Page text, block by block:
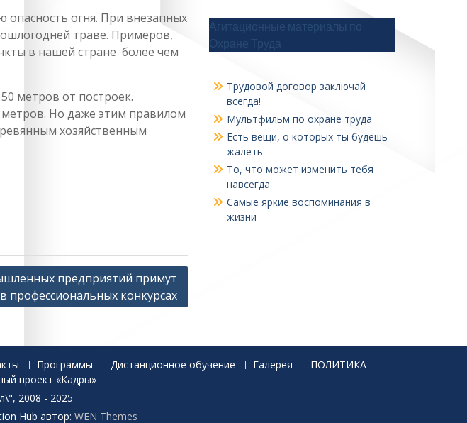
огня. При внезапных
траве. Примеров,
в нашей стране более чем
метров от построек.
метров. Но даже этим правилом
хозяйственным
предприятий примут
профессиональных конкурсах
Агитационные материалы по
Охране Труда
Трудовой договор заключай
всегда!
Мультфильм по охране труда
Есть вещи, о которых ты будешь
жалеть
То, что может изменить тебя
навсегда
Самые яркие воспоминания в
жизни
Программы Дистанционное обучение Галерея
ПОЛИТИКА
проект «Кадры»
2008 - 2025
Hub автор: WEN Themes